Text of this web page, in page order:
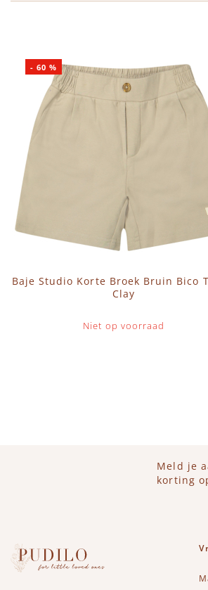
Baje Studio Korte Broek Bruin Bico
Clay
Niet op voorraad
-60 %
Meld je
korting